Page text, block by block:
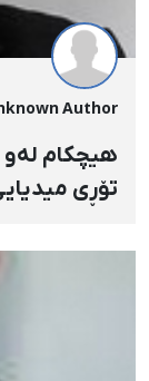
Author
هیچکام لەو
تۆڕی